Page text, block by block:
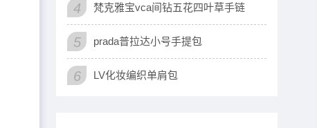
4 梵克雅宝vca间钻五花四叶草手链
5 prada普拉达小号手提包
6 LV化妆编织单肩包